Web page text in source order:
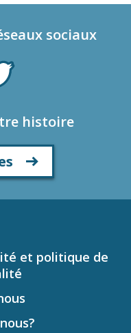
sociaux
histoire
et politique de